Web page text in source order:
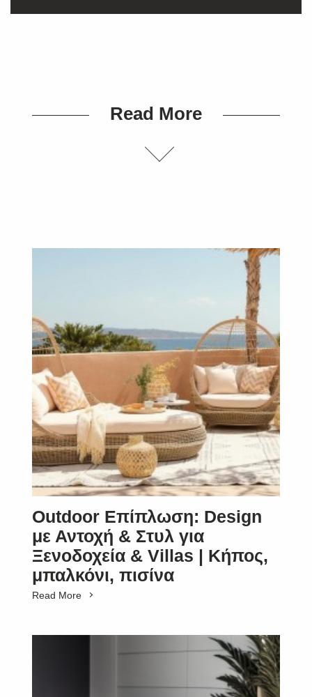
Read More
Outdoor Επίπλωση: Design
με Αντοχή & Στυλ για
Ξενοδοχεία & Villas | Κήπος,
μπαλκόνι, πισίνα
Read More